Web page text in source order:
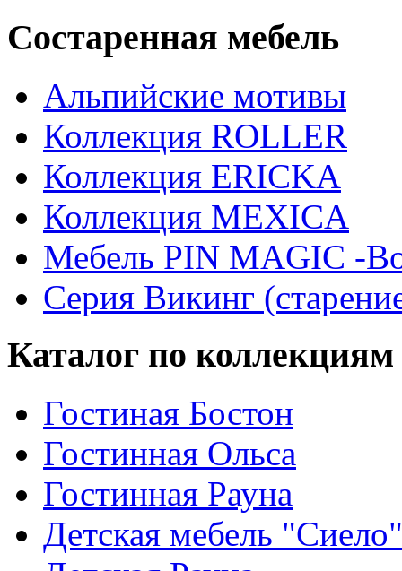
Состаренная мебель
Альпийские мотивы
Коллекция ROLLER
Коллекция ERICKA
Коллекция MEXICA
Мебель PIN MAGIС -
Серия Викинг
Каталог по коллекциям
Гостиная Бостон
Гостинная Ольса
Гостинная Рауна
Детская мебель "Сиело"